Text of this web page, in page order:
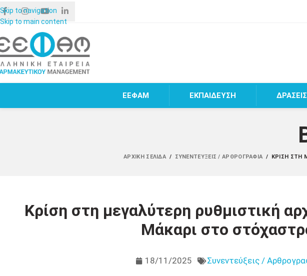
Skip to navigation
Skip to main content
ΕΕΦΑΜ ΕΚΠΑΙΔΕΥΣΗ ΔΡΑΣΕΙΣ
ΑΡΧΙΚΉ ΣΕΛΊΔΑ / ΣΥΝΕΝΤΕΎΞΕΙΣ / ΑΡΘΡΟΓΡΑΦΊΑ / ΚΡΊΣΗ ΣΤΗ
Κρίση στη μεγαλύτερη ρυθμιστική
Μάκαρι στο
18/11/2025 Συνεντεύξεις /